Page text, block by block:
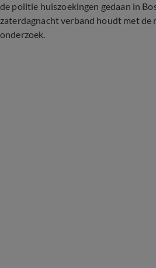
de politie huiszoekingen gedaan in
zaterdagnacht verband houdt met de
onderzoek.